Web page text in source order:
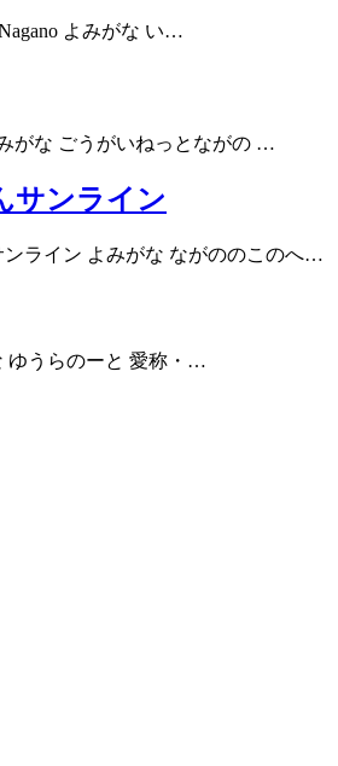
よみがな い…
がな ごうがいねっとながの …
サンライン
ライン よみがな ながののこのへ…
ゆうらのーと 愛称・…